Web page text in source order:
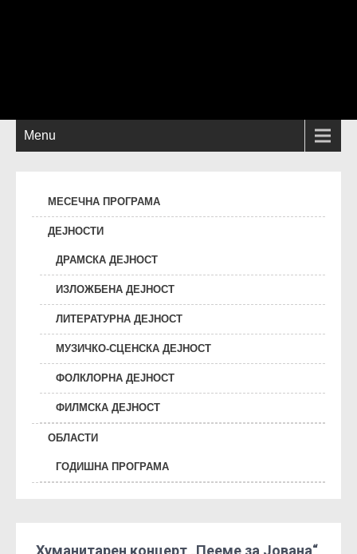
Menu
МЕСЕЧНА ПРОГРАМА
ДЕЈНОСТИ
ДРАМСКА ДЕЈНОСТ
ИЗЛОЖБЕНА ДЕЈНОСТ
ЛИТЕРАТУРНА ДЕЈНОСТ
МУЗИЧКО-СЦЕНСКА ДЕЈНОСТ
ФОЛКЛОРНА ДЕЈНОСТ
ФИЛМСКА ДЕЈНОСТ
ОБЛАСТИ
ГОДИШНА ПРОГРАМА
Хуманитарен концерт „Пееме за Јована“